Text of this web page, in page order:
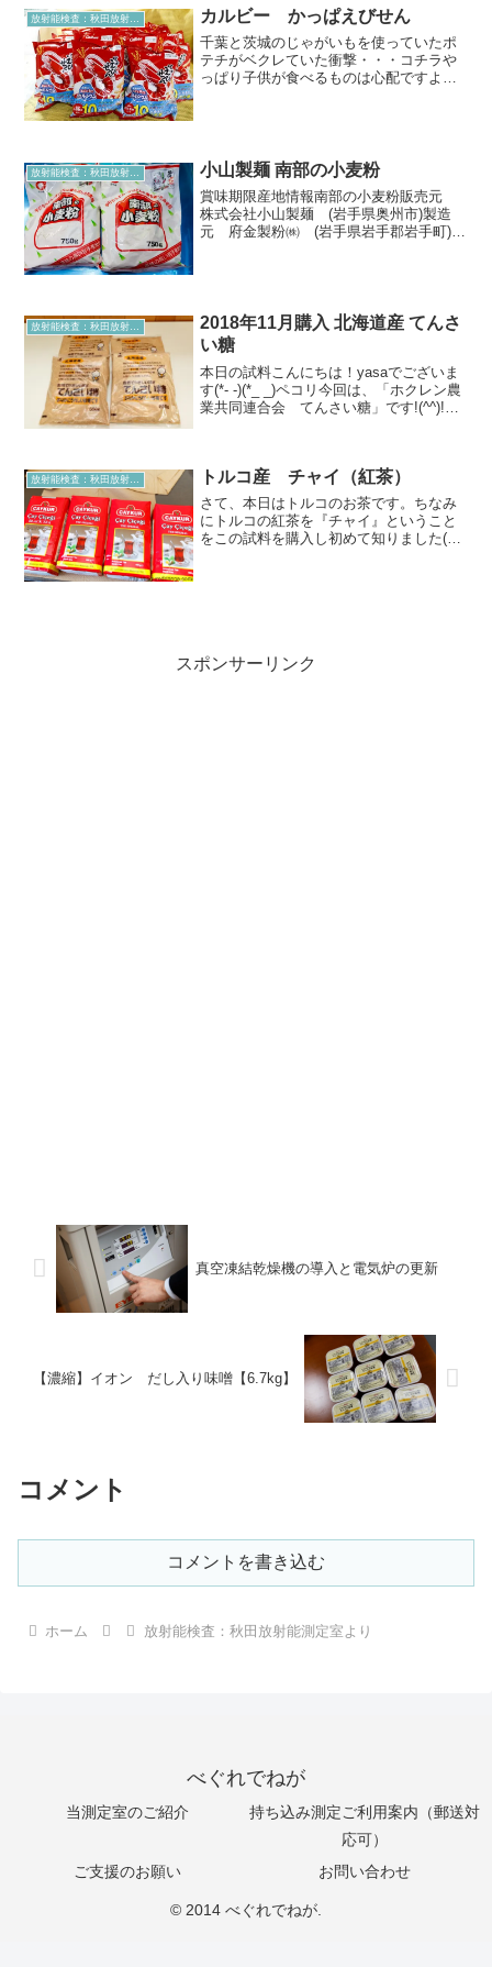
しました。こちらを...
放射能検査：秋田放射能測定室より カルビー かっぱえびせん
千葉と茨城のじゃがいもを使っていたポ
テチがベクレていた衝撃・・・コチラや
っぱり子供が食べるものは心配ですよね
小山製麺 南部の小麦粉
賞味期限産地情報南部の小麦粉販売元
株式会社小山製麺 (岩手県奥州市)製造
元 府金製粉㈱ (岩手県岩手郡岩手町)賞
2018年11月購入 北海道産 てんさ
い糖
本日の試料こんにちは！yasaでございま
す(*- -)(*_ _)ペコリ今回は、「ホクレン農
業共同連合会 てんさい糖」です!(^^)!て
放射能検査：秋田放射能測定室より トルコ産 チャイ（紅茶）
さて、本日はトルコのお茶です。ちなみ
にトルコの紅茶を『チャイ』ということ
をこの試料を購入し初めて知りました(；
スポンサーリンク
真空凍結乾燥機の導入と電気炉の更新
【濃縮】イオン だし入り味噌【6.7kg】
コメント
コメントを書き込む
ホーム 放射能検査：秋田放射能測定室より
べぐれでねが
当測定室のご紹介
持ち込み測定ご利用案内（郵送対
応可）
ご支援のお願い
お問い合わせ
© 2014 べぐれでねが.